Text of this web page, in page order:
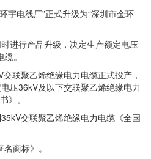
宇电线厂”正式升级为“深圳市金环
进行产品升级，决定生产额定电压
。
联聚乙烯绝缘电力电缆正式投产，
压36kV及以下交联聚乙烯绝缘电力
》。
交联聚乙烯绝缘电力电缆《全国
商标》。